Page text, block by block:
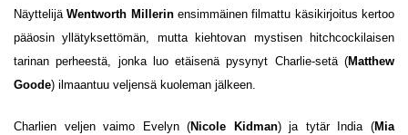
NäyttelijäWentworth Millerinensimmäinen filmattu käsikirjoitus kertoo
pääosin yllätyksettömän, mutta kiehtovan mystisen hitchcockilaisen
tarinan perheestä, jonka luo etäisenä pysynyt Charlie-setä (Matthew
Goode) ilmaantuu veljensä kuoleman jälkeen.
Charlien veljen vaimo Evelyn (Nicole Kidman) ja tytär India (Mia